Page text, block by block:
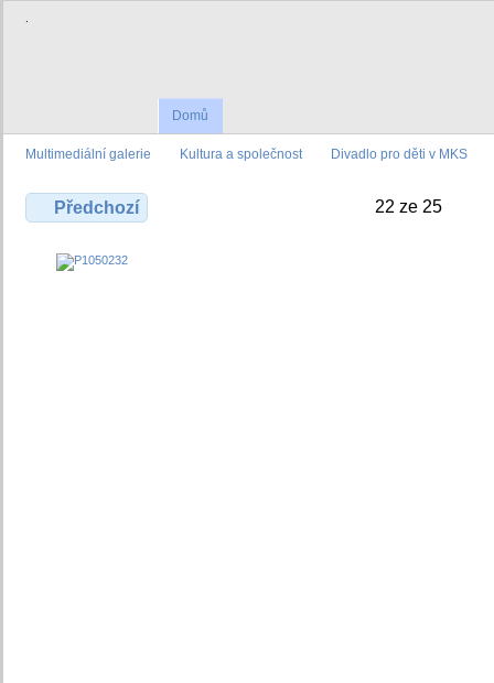
.
Domů
Multimediální galerie Kultura a společnost Divadlo pro děti v MKS
Předchozí 22 ze 25